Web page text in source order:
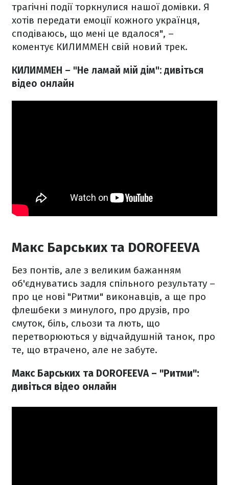
трагічні події торкнулися нашої домівки. Я
хотів передати емоції кожного українця,
сподіваюсь, що мені це вдалося", –
коментує КИЛИММЕН свій новий трек.
КИЛИММЕН – "Не ламай мій дім": дивіться
відео онлайн
Макс Барських та DOROFEEVA
Без понтів, але з великим бажанням
об'єднуватись задля спільного результату –
про це нові "Ритми" виконавців, а ще про
флешбеки з минулого, про друзів, про
смуток, біль, сльози та лють, що
перетворюються у відчайдушній танок, про
те, що втрачено, але не забуте.
Макс Барських та DOROFEEVA – "Ритми":
дивіться відео онлайн